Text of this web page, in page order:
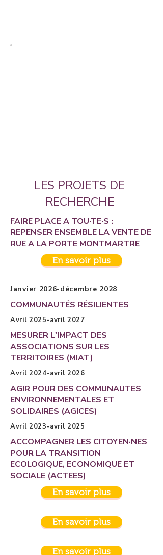
LES PROJETS DE
RECHERCHE
FAIRE PLACE A TOU·TE·S :
REPENSER ENSEMBLE LA VENTE DE
RUE A LA PORTE MONTMARTRE
En savoir plus
Janvier 2026-décembre 2028
COMMUNAUTÉS RÉSILIENTES
Avril 2025-avril 2027
MESURER L'IMPACT DES
ASSOCIATIONS SUR LES
TERRITOIRES (MIAT)
Avril 2024-avril 2026
AGIR POUR DES COMMUNAUTES
ENVIRONNEMENTALES ET
SOLIDAIRES (AGICES)
Avril 2023-avril 2025
ACCOMPAGNER LES CITOYEN·NES
POUR LA TRANSITION
ECOLOGIQUE, ECONOMIQUE ET
SOCIALE (ACTEES)
En savoir plus
En savoir plus
En savoir plus